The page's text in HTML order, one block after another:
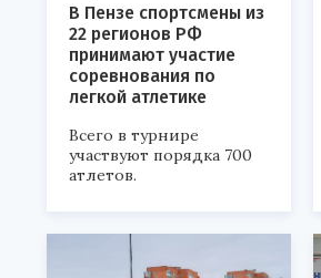
В Пензе спортсмены из
22 регионов РФ
принимают участие
соревнования по
легкой атлетике
Всего в турнире
участвуют порядка 700
атлетов.